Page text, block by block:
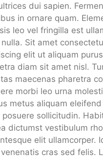
dui sapien.
in ornare quam.
leo vel fringilla est
Sit amet
elit ut aliquam
diam sit amet nisl.
maecenas pharetra
morbi leo urna
metus aliquam eleifend
posuere sollicitudin.
dictumst vestibulum
elit ullamcorper.
cras sed felis.